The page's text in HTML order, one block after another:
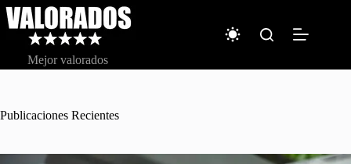
Saltar
al
contenido
Mejor valorados
Publicaciones Recientes